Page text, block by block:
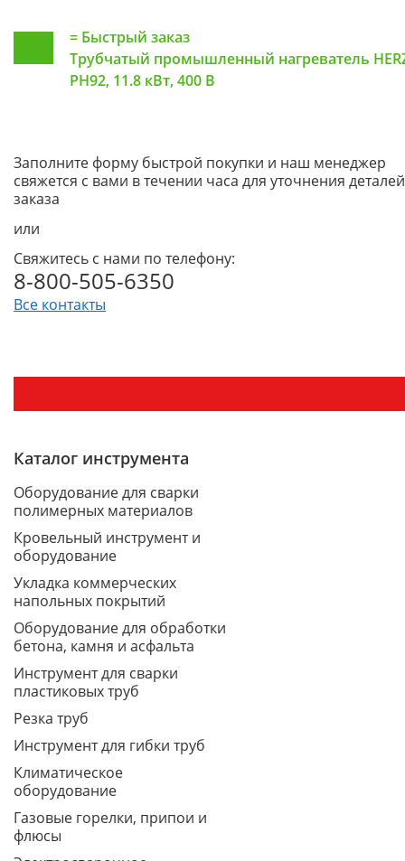
= Быстрый заказ
Трубчатый промышленный нагреватель
PH92, 11.8 кВт, 400 В
Заполните форму быстрой покупки и наш менеджер
свяжется с вами в течении часа для уточнения деталей
заказа
или
Свяжитесь с нами по телефону:
8-800-505-6350
Все контакты
Каталог инструмента
Оборудование для сварки
полимерных материалов
Кровельный инструмент и
оборудование
Укладка коммерческих
напольных покрытий
Оборудование для обработки
бетона, камня и асфальта
Инструмент для сварки
пластиковых труб
Резка труб
Инструмент для гибки труб
Климатическое
оборудование
Газовые горелки, припои и
флюсы